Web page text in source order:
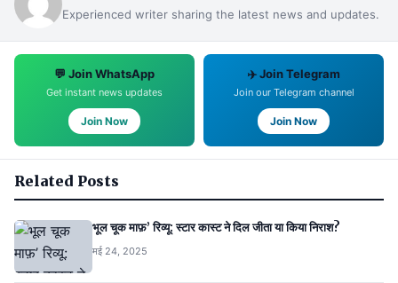
Experienced writer sharing the latest news and updates.
💬 Join WhatsApp
Get instant news updates
Join Now
✈️ Join Telegram
Join our Telegram channel
Join Now
Related Posts
भूल चूक माफ़’ रिव्यू: स्टार कास्ट ने दिल जीता या किया निराश?
मई 24, 2025